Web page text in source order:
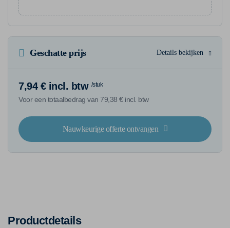
Geschatte prijs Details bekijken
7,94 € incl. btw /stuk
Voor een totaalbedrag van 79,38 € incl. btw
Nauwkeurige offerte ontvangen
Productdetails